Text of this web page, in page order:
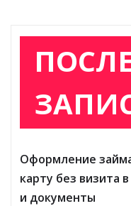
Оформление
карту без визита
и документы